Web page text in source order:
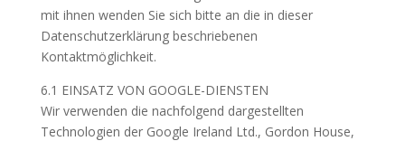
mit ihnen wenden Sie sich bitte an die in dieser
Datenschutzerklärung beschriebenen
Kontaktmöglichkeit.
6.1 EINSATZ VON GOOGLE-DIENSTEN
Wir verwenden die nachfolgend dargestellten
Technologien der Google Ireland Ltd., Gordon House,